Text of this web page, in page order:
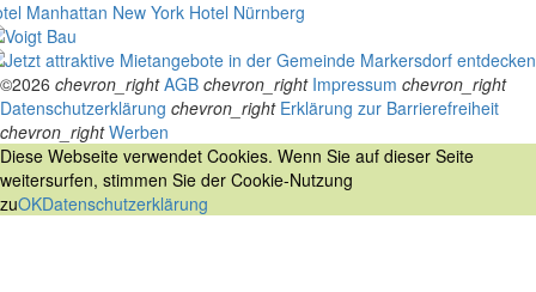
Manhattan New York Hotel Nürnberg
©2026 chevron_right AGB chevron_right Impressum chevron_right
Datenschutzerklärung chevron_right Erklärung zur Barrierefreiheit
chevron_right Werben
Diese Webseite verwendet Cookies. Wenn Sie auf dieser Seite
weitersurfen, stimmen Sie der Cookie-Nutzung
zuOKDatenschutzerklärung